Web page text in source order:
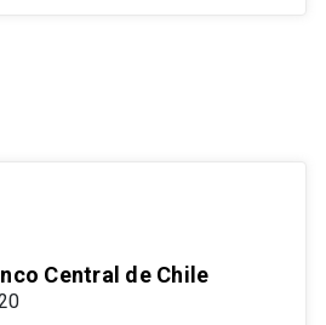
Central de Chile